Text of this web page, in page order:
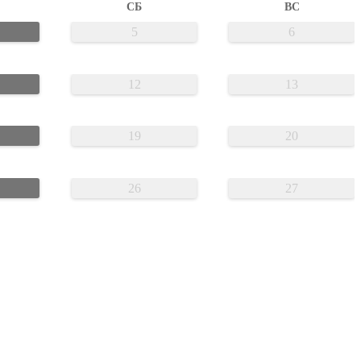
СБ ВС
5 6
12 13
19 20
26 27